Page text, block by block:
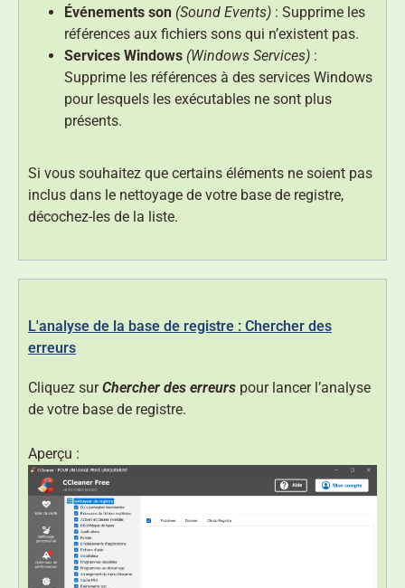
Événements son (Sound Events) : Supprime les
références aux fichiers sons qui n’existent pas.
Services Windows (Windows Services) :
Supprime les références à des services Windows
pour lesquels les exécutables ne sont plus
présents.
Si vous souhaitez que certains éléments ne soient pas
inclus dans le nettoyage de votre base de registre,
décochez-les de la liste.
L'analyse de la base de registre : Chercher des
erreurs
Cliquez surChercher des erreurs pour lancer l’analyse
de votre base de registre.
Aperçu :